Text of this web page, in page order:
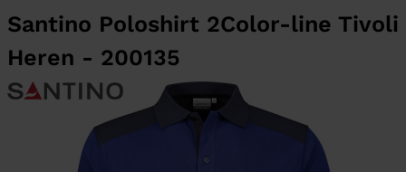
Santino Poloshirt 2Color-line Tivoli
Heren - 200135